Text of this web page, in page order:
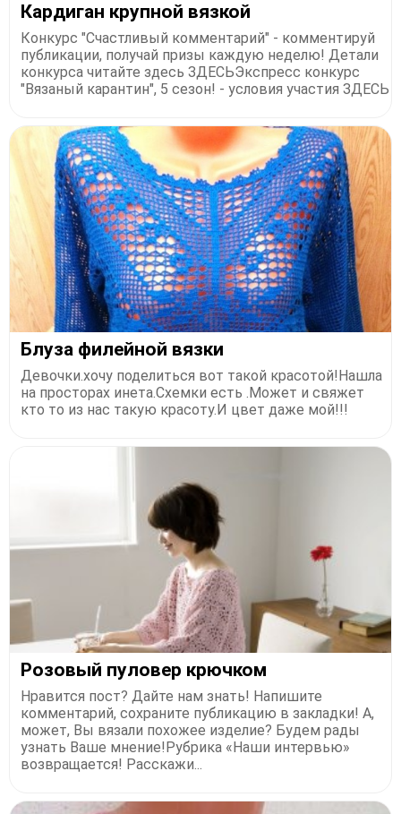
Кардиган крупной вязкой
Конкурс "Счастливый комментарий" - комментируй
публикации, получай призы каждую неделю! Детали
конкурса читайте здесь ЗДЕСЬЭкспресс конкурс
"Вязаный карантин", 5 сезон! - условия участия ЗДЕСЬ
Блуза филейной вязки
Девочки.хочу поделиться вот такой красотой!Нашла
на просторах инета.Схемки есть .Может и свяжет
кто то из нас такую красоту.И цвет даже мой!!!
Розовый пуловер крючком
Нравится пост? Дайте нам знать! Напишите
комментарий, сохраните публикацию в закладки! А,
может, Вы вязали похожее изделие? Будем рады
узнать Ваше мнение!Рубрика «Наши интервью»
возвращается! Расскажи...